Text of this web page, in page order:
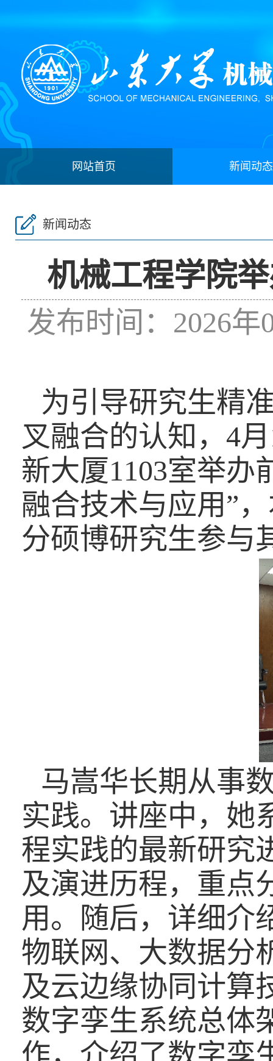
网站首页 新闻动态
新闻动态
机械工程学院
发布时间：2026
为引导研究生精
叉融合的认知， 4月
新大厦1103室举办
融合技术与应用”
分硕博研究生参与
马嵩华长期从事
实践。讲座中，她
程实践的最新研究
及演进历程，重点
用。随后， 详细介
物联网、大数据分
及云边缘协同计算
数字孪生系统总体